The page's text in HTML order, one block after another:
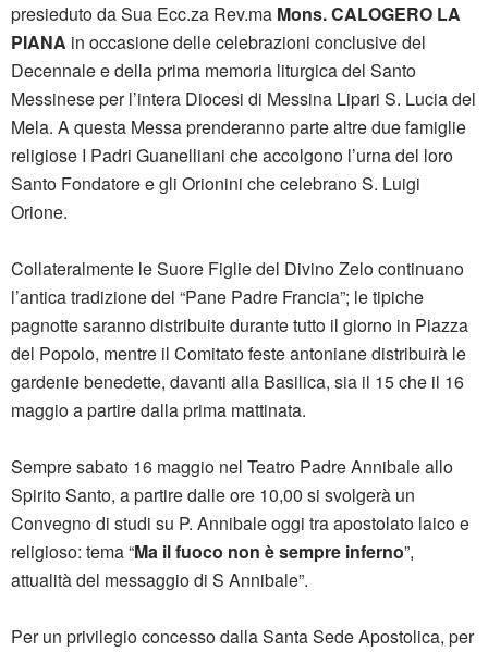
presieduto da Sua Ecc.za Rev.ma Mons. CALOGERO LA
PIANA in occasione delle celebrazioni conclusive del
Decennale e della prima memoria liturgica del Santo
Messinese per l’intera Diocesi di Messina Lipari S. Lucia del
Mela. A questa Messa prenderanno parte altre due famiglie
religiose I Padri Guanelliani che accolgono l’urna del loro
Santo Fondatore e gli Orionini che celebrano S. Luigi
Orione.
Collateralmente le Suore Figlie del Divino Zelo continuano
l’antica tradizione del “Pane Padre Francia”; le tipiche
pagnotte saranno distribuite durante tutto il giorno in Piazza
del Popolo, mentre il Comitato feste antoniane distribuirà le
gardenie benedette, davanti alla Basilica, sia il 15 che il 16
maggio a partire dalla prima mattinata.
Sempre sabato 16 maggio nel Teatro Padre Annibale allo
Spirito Santo, a partire dalle ore 10,00 si svolgerà un
Convegno di studi su P. Annibale oggi tra apostolato laico e
religioso: tema “Ma il fuoco non è sempre inferno”,
attualità del messaggio di S Annibale”.
Per un privilegio concesso dalla Santa Sede Apostolica, per